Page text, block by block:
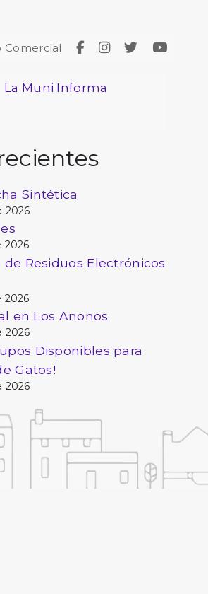
Comercial
La Muni Informa
Sintética
2026
2026
de Residuos Electrónicos
2026
en Los Anonos
2026
Disponibles para
Gatos!
2026